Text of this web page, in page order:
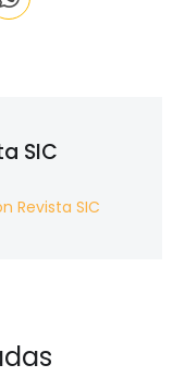
SIC
Revista SIC